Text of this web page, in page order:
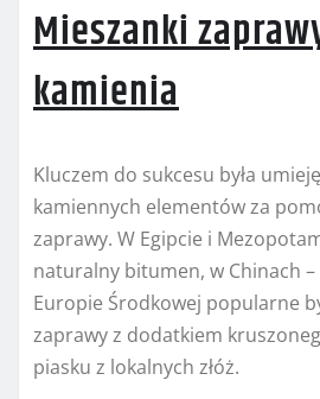
Mieszanki
kamienia
Kluczem do sukcesu była
kamiennych elementów za
zaprawy. W Egipcie i
naturalny bitumen, w Chinach
Europie Środkowej popularne
zaprawy z dodatkiem
piasku z lokalnych złóż.